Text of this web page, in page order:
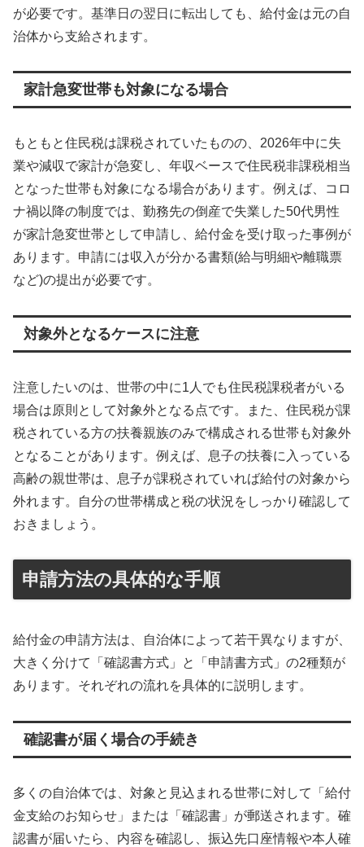
が必要です。基準日の翌日に転出しても、給付金は元の自
治体から支給されます。
家計急変世帯も対象になる場合
もともと住民税は課税されていたものの、2026年中に失
業や減収で家計が急変し、年収ベースで住民税非課税相当
となった世帯も対象になる場合があります。例えば、コロ
ナ禍以降の制度では、勤務先の倒産で失業した50代男性
が家計急変世帯として申請し、給付金を受け取った事例が
あります。申請には収入が分かる書類(給与明細や離職票
など)の提出が必要です。
対象外となるケースに注意
注意したいのは、世帯の中に1人でも住民税課税者がいる
場合は原則として対象外となる点です。また、住民税が課
税されている方の扶養親族のみで構成される世帯も対象外
となることがあります。例えば、息子の扶養に入っている
高齢の親世帯は、息子が課税されていれば給付の対象から
外れます。自分の世帯構成と税の状況をしっかり確認して
おきましょう。
申請方法の具体的な手順
給付金の申請方法は、自治体によって若干異なりますが、
大きく分けて「確認書方式」と「申請書方式」の2種類が
あります。それぞれの流れを具体的に説明します。
確認書が届く場合の手続き
多くの自治体では、対象と見込まれる世帯に対して「給付
金支給のお知らせ」または「確認書」が郵送されます。確
認書が届いたら、内容を確認し、振込先口座情報や本人確